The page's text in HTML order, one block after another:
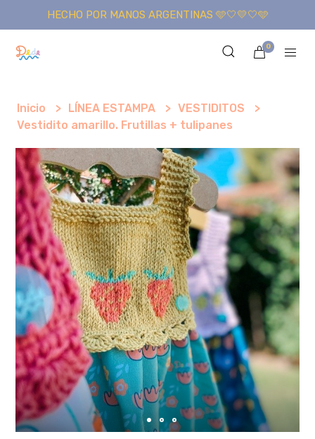
HECHO POR MANOS ARGENTINAS 🩵🤍💛🤍🩵
0
Inicio LÍNEA ESTAMPA
VESTIDITOS
Vestidito amarillo. Frutillas + tulipanes